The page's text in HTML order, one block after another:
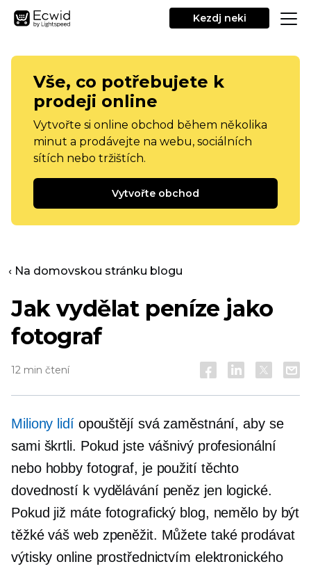
Kezdj neki
Vše, co potřebujete k
prodeji online
Vytvořte si online obchod během několika
minut a prodávejte na webu, sociálních
sítích nebo tržištích.
Vytvořte obchod
‹ Na domovskou stránku blogu
Jak vydělat peníze jako
fotograf
12 min čtení
Miliony lidíopouštějí svá zaměstnání, aby se
sami škrtli. Pokud jste vášnivý profesionální
nebo hobby fotograf, je použití těchto
dovedností k vydělávání peněz jen logické.
Pokud již máte fotografický blog, nemělo by být
těžké váš web zpeněžit. Můžete také prodávat
výtisky online prostřednictvím elektronického